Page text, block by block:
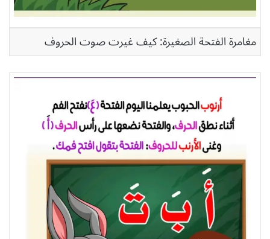
مغامرة الفتحة الصغيرة: كيف غيرت صوت الحروف